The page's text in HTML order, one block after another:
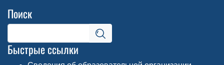
Поиск
Быстрые ссылки